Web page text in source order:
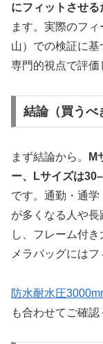
にフィットさせる
ます。実際のフ
山）での検証に
専門的視点で評価
結論（買うべ
まず結論から。
M
ー、Lサイズは
です。通勤・通
が多くなる人や
し、フレーム付
メラバッグには
防水耐水圧
も合わせてご確認